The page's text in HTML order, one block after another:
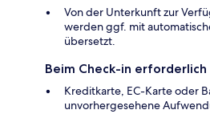
Von der Unterkunft zur
werden ggf. mit
übersetzt.
Beim Check-in erforderlich
Kreditkarte, EC-Karte oder
unvorhergesehene